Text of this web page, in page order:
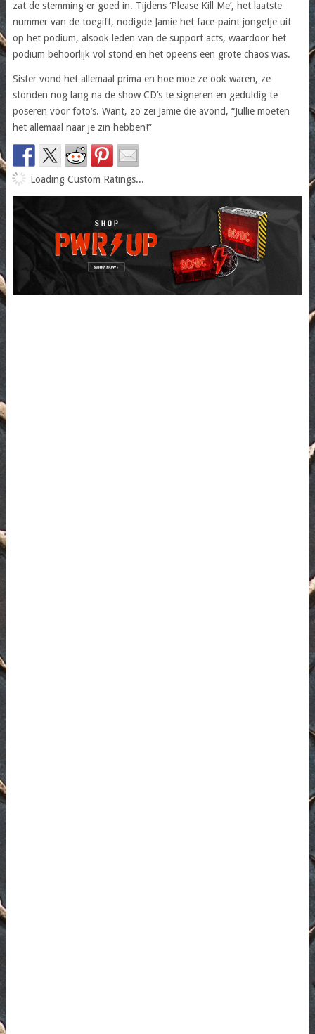
zat de stemming er goed in. Tijdens ‘Please Kill Me’, het laatste
nummer van de toegift, nodigde Jamie het face-paint jongetje uit
op het podium, alsook leden van de support acts, waardoor het
podium behoorlijk vol stond en het opeens een grote chaos was.
Sister vond het allemaal prima en hoe moe ze ook waren, ze
stonden nog lang na de show CD’s te signeren en geduldig te
poseren voor foto’s. Want, zo zei Jamie die avond, “Jullie moeten
het allemaal naar je zin hebben!”
Loading Custom Ratings...